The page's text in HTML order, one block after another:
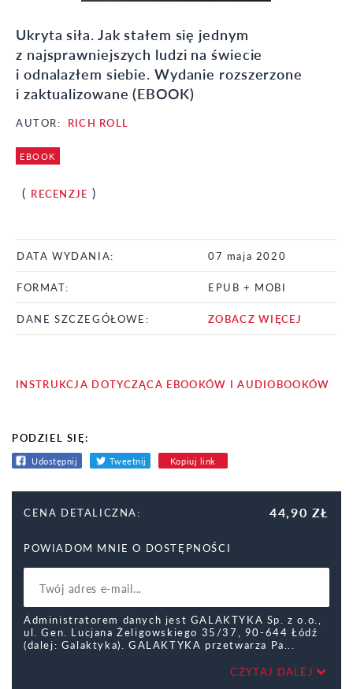
Ukryta siła. Jak stałem się jednym
z najsprawniejszych ludzi na świecie
i odnalazłem siebie. Wydanie rozszerzone
i zaktualizowane (EBOOK)
AUTOR: RICH ROLL
EBOOK
( RECENZJE )
DATA WYDANIA: 07 maja 2020
FORMAT: EPUB + MOBI
DANE SZCZEGÓŁOWE: ZOBACZ WIĘCEJ
INSTRUKCJA DOTYCZĄCA EBOOKÓW I AUDIOBOOKÓW
PODZIEL SIĘ:
Udostępnij Tweetnij Kopiuj link
CENA DETALICZNA: 44,90 ZŁ
POWIADOM MNIE O DOSTĘPNOŚCI
Administratorem danych jest GALAKTYKA Sp. z o.o.,
ul. Gen. Lucjana Żeligowskiego 35/37, 90-644 Łódź
(dalej: Galaktyka). GALAKTYKA przetwarza Pa
CZYTAJ DALEJ